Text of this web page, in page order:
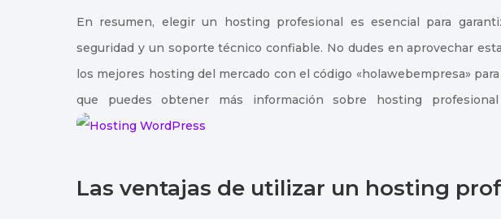
En resumen, elegir un hosting profesional es esencial para
seguridad y un soporte técnico confiable. No dudes en aprovechar
los mejores hosting del mercado con el código «holawebempresa»
que puedes obtener más información sobre hosting
Las ventajas de utilizar un hosting